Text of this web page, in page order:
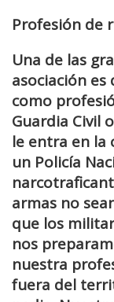
Profesión de
Una de las
asociación es
como
Guardia Civil
le entra en la
un Policía
armas no
que los
nos
nuestra
fuera del